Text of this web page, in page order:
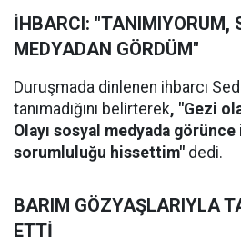
İHBARCI: "TANIMIYORUM,
MEDYADAN GÖRDÜM"
Duruşmada dinlenen ihbarcı
tanımadığını belirterek, "Gezi
Olayı sosyal medyada
sorumluluğu hissettim" dedi.
BARIM GÖZYAŞLARIYLA
ETTİ